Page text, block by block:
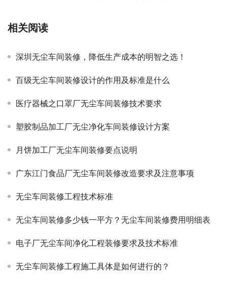
相关阅读
深圳无尘车间装修，降低生产成本的明智之选！
百级无尘车间装修设计的作用及标准是什么
医疗器械之口罩厂无尘车间装修技术要求
塑胶制品加工厂无尘净化车间装修设计方案
月饼加工厂无尘车间装修要点说明
广东江门食品厂无尘车间装修改造要求及注意事项
无尘车间装修工程技术标准
无尘车间装修多少钱一平方？无尘车间装修费用明细表
电子厂无尘车间净化工程装修要求及技术标准
无尘车间装修工程施工具体是如何进行的？